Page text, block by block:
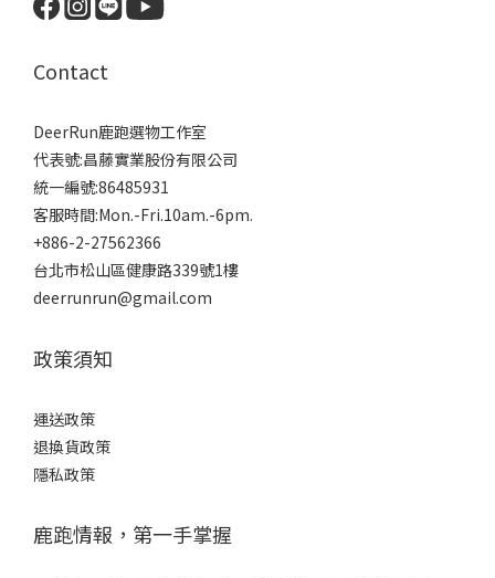
Contact
DeerRun鹿跑選物工作室
代表號:昌藤實業股份有限公司
統一編號:86485931
客服時間:Mon.-Fri.10am.-6pm.
+886-2-27562366
台北市松山區健康路339號1樓
deerrunrun@gmail.com
政策須知
運送政策
退換貨政策
隱私政策
鹿跑情報，第一手掌握